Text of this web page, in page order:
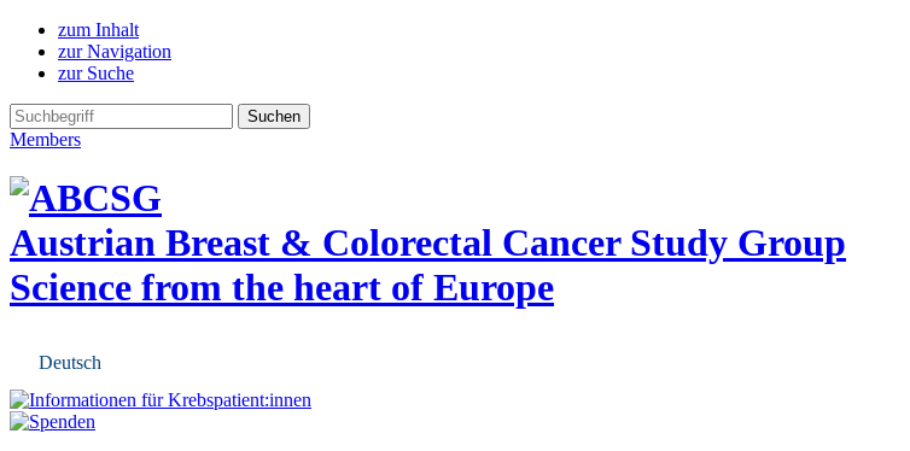
zum Inhalt
zur Navigation
zur Suche
Members
Austrian Breast & Colorectal Cancer Study Group
Science from the heart of Europe
Deutsch